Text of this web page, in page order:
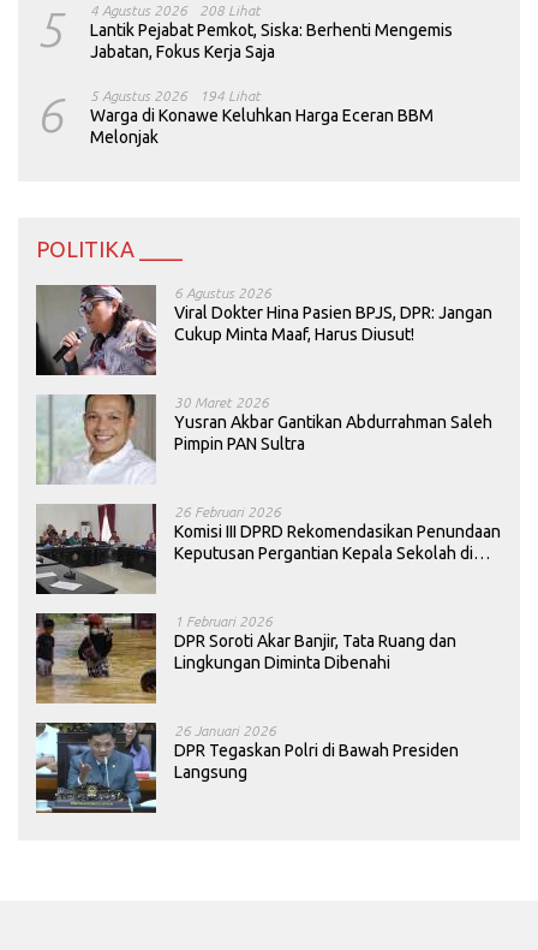
5 4 Agustus 2026 208 Lihat
Lantik Pejabat Pemkot, Siska: Berhenti Mengemis
Jabatan, Fokus Kerja Saja
6 5 Agustus 2026 194 Lihat
Warga di Konawe Keluhkan Harga Eceran BBM
Melonjak
POLITIKA ____
6 Agustus 2026
Viral Dokter Hina Pasien BPJS, DPR: Jangan
Cukup Minta Maaf, Harus Diusut!
30 Maret 2026
Yusran Akbar Gantikan Abdurrahman Saleh
Pimpin PAN Sultra
26 Februari 2026
Komisi III DPRD Rekomendasikan Penundaan
Keputusan Pergantian Kepala Sekolah di
1 Februari 2026
DPR Soroti Akar Banjir, Tata Ruang dan
Lingkungan Diminta Dibenahi
26 Januari 2026
DPR Tegaskan Polri di Bawah Presiden
Langsung